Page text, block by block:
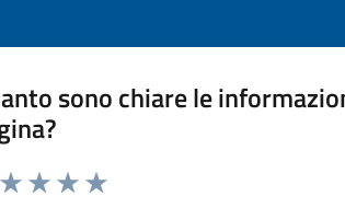
sono chiare le
da 1 a 5 stelle la pagina